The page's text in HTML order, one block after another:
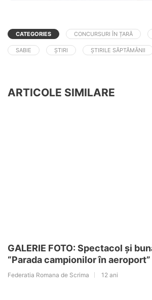
CATEGORIES CONCURSURI ÎN ȚARĂ
SABIE ȘTIRI ȘTIRILE SĂPTĂMÂNII
ARTICOLE SIMILARE
GALERIE FOTO: Spectacol și
“Parada campionilor în aeroport”
Federatia Romana de Scrima 12 ani